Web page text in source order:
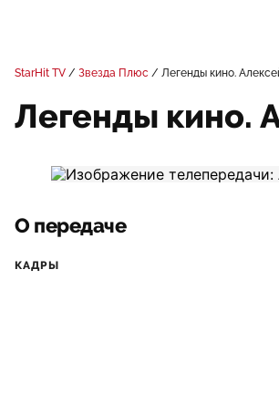
StarHit TV Звезда Плюс Легенды кино.
Легенды кино.
О передаче
КАДРЫ